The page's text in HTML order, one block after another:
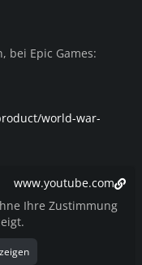
bei Epic Games:
world-war-
www.youtube.com
Ihre Zustimmung